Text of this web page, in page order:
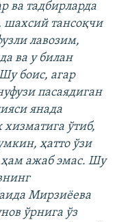
ва тадбирларда
шахсий тансоқчи
лавозим,
ва у билан
боис, агар
пасаядиган
янада
ўтиб,
ҳатто ўзи
ҳам ажаб эмас. Шу
Мирзиёева
ўрнига ўз